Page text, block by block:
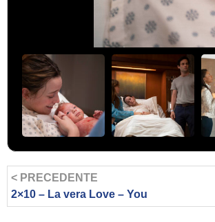
< PRECEDENTE
2×10 – La vera Love – You